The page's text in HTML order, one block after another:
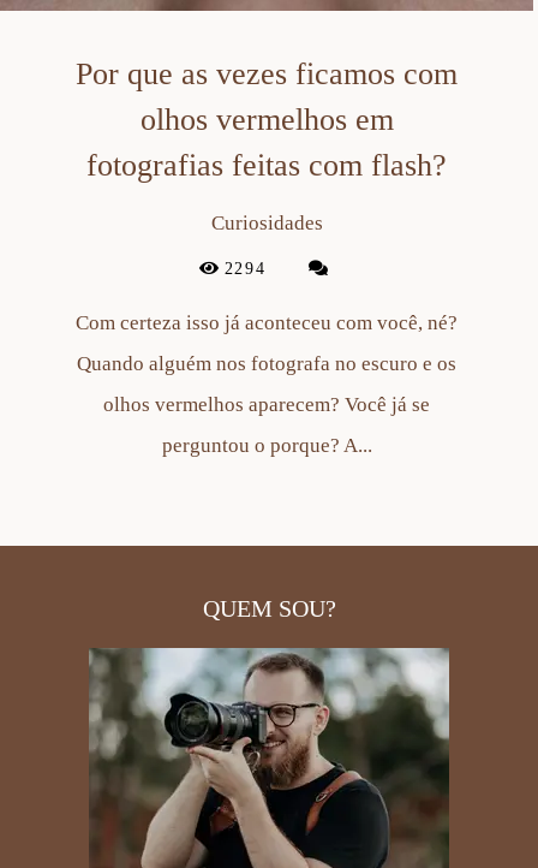
Por que as vezes ficamos com
olhos vermelhos em
fotografias feitas com flash?
Curiosidades
2294
Com certeza isso já aconteceu com você, né?
Quando alguém nos fotografa no escuro e os
olhos vermelhos aparecem? Você já se
perguntou o porque? A...
QUEM SOU?